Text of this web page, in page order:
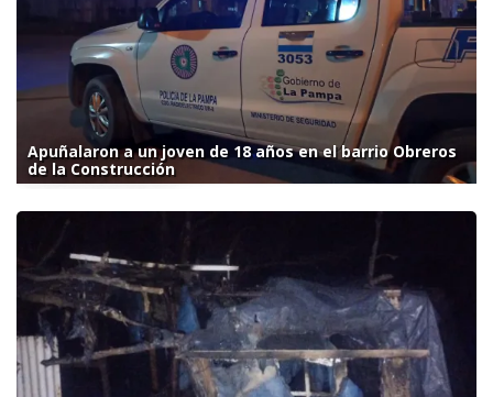
Apuñalaron a un joven de 18 años en el barrio Obreros
de la Construcción